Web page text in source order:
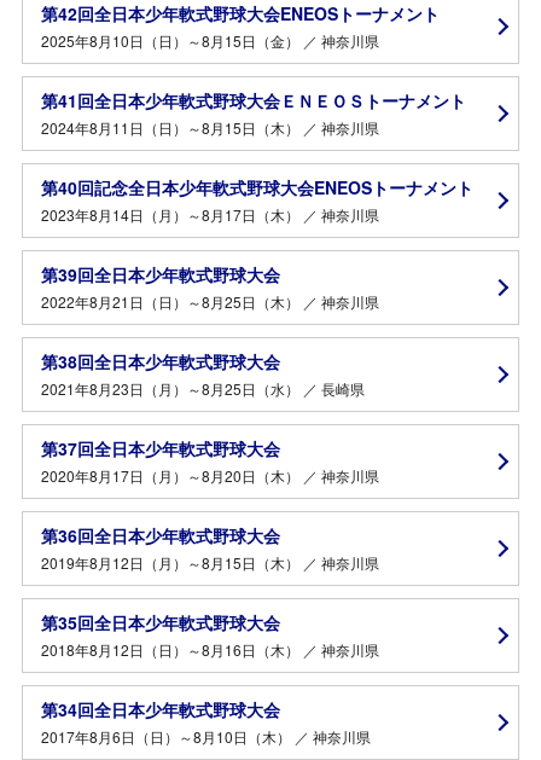
第42回全日本少年軟式野球大会ENEOSトーナメント
2025年8月10日（日）～8月15日（金） ／ 神奈川県
第41回全日本少年軟式野球大会ＥＮＥＯＳトーナメント
2024年8月11日（日）～8月15日（木） ／ 神奈川県
第40回記念全日本少年軟式野球大会ENEOSトーナメント
2023年8月14日（月）～8月17日（木） ／ 神奈川県
第39回全日本少年軟式野球大会
2022年8月21日（日）～8月25日（木） ／ 神奈川県
第38回全日本少年軟式野球大会
2021年8月23日（月）～8月25日（水） ／ 長崎県
第37回全日本少年軟式野球大会
2020年8月17日（月）～8月20日（木） ／ 神奈川県
第36回全日本少年軟式野球大会
2019年8月12日（月）～8月15日（木） ／ 神奈川県
第35回全日本少年軟式野球大会
2018年8月12日（日）～8月16日（木） ／ 神奈川県
第34回全日本少年軟式野球大会
2017年8月6日（日）～8月10日（木） ／ 神奈川県